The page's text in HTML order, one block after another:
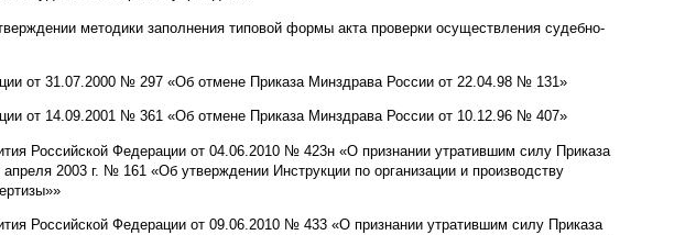
методики заполнения типовой формы акта проверки осуществления судебно-
от 31.07.2000 № 297 «Об отмене Приказа Минздрава России от 22.04.98 № 131»
от 14.09.2001 № 361 «Об отмене Приказа Минздрава России от 10.12.96 № 407»
Российской Федерации от 04.06.2010 № 423н «О признании утратившим силу Приказа
2003 г. № 161 «Об утверждении Инструкции по организации и производству
Российской Федерации от 09.06.2010 № 433 «О признании утратившим силу Приказа